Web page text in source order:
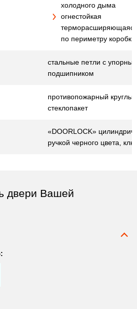
холодного дыма
огнестойкая
по периметру коробки
стальные петли с
подшипником
противопожарный круглый
стеклопакет
«DOORLOCK»
ручкой черного цвета,
двери Вашей